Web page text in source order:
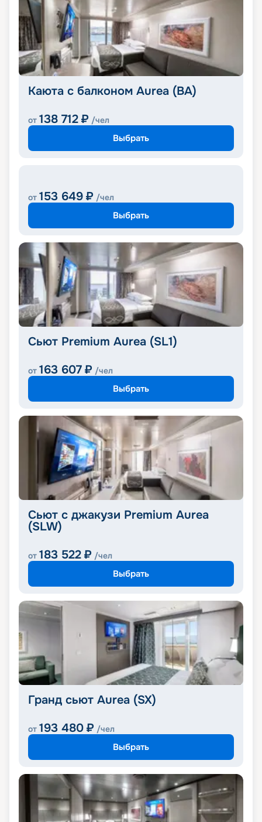
Каюта с балконом Aurea (BA)
от 138 712 ₽ /чел
Выбрать
от 153 649 ₽ /чел
Выбрать
Сьют Premium Aurea (SL1)
от 163 607 ₽ /чел
Выбрать
Сьют с джакузи Premium Aurea
(SLW)
от 183 522 ₽ /чел
Выбрать
Гранд сьют Aurea (SX)
от 193 480 ₽ /чел
Выбрать